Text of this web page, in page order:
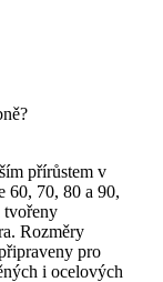
přírůstem v
60, 70, 80 a 90,
tvořeny
Rozměry
pro
i ocelových